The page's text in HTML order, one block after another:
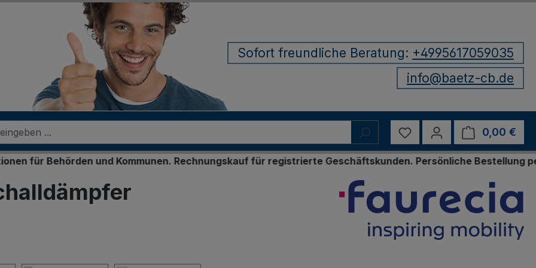
Sofort freundliche Beratung: +4995617059035
info@baetz-cb.de
Du hast 0 Produkte auf
0,00 €
Behörden und Kommunen. Rechnungskauf für registrierte Geschäftskunden. Persönliche Bestellung per E-